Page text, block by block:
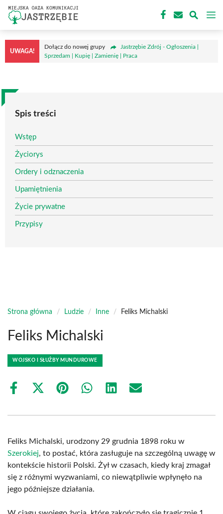
Przejdź
treści
UWAGA!
Dołącz do nowej grupy
Jastrzębie Zdrój - Ogłoszenia |
Sprzedam | Kupię | Zamienię | Praca
Spis treści
Wstęp
Życiorys
Ordery i odznaczenia
Upamiętnienia
Życie prywatne
Przypisy
Strona główna / Ludzie / Inne / Feliks Michalski
Feliks Michalski
WOJSKO I SŁUŻBY MUNDUROWE
Share
Share
(Twitter)
Share Share Share Share
Feliks Michalski, urodzony 29 grudnia 1898 roku w
Szerokiej, to postać, która zasługuje na szczególną uwagę w
kontekście historii Polski. Żył w czasach, kiedy kraj zmagał
się z różnymi wyzwaniami, co niewątpliwie wpłynęło na
jego późniejsze działania.